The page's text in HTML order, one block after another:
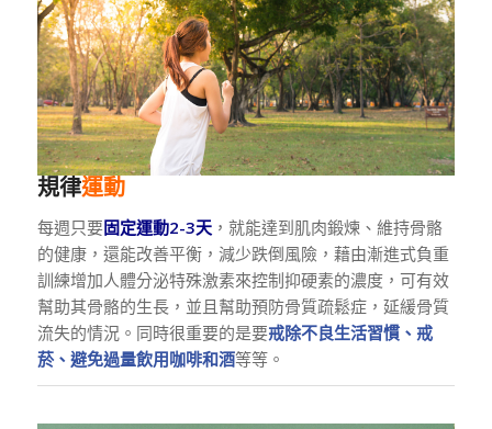
規律運動
每週只要固定運動2-3天，就能達到肌肉鍛煉、維持骨骼
的健康，還能改善平衡，減少跌倒風險，藉由漸進式負重
訓練增加人體分泌特殊激素來控制抑硬素的濃度，可有效
幫助其骨骼的生長，並且幫助預防骨質疏鬆症，延緩骨質
流失的情況。同時很重要的是要戒除不良生活習慣、戒
菸、避免過量飲用咖啡和酒等等。